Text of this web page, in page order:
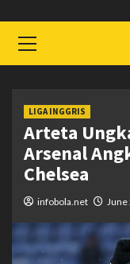
Menu
LIGA INGGRIS
Arteta
Arsenal
Chelsea
infobola.net